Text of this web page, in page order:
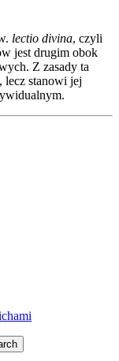
lectio divina, czyli
jest drugim obok
Z zasady ta
lecz stanowi jej